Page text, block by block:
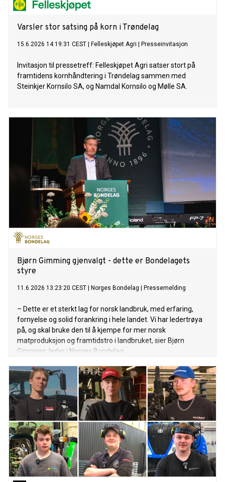
Varsler stor satsing på korn i Trøndelag
15.6.2026 14:19:31 CEST Felleskjøpet Agri Presseinvitasjon
Invitasjon til pressetreff: Felleskjøpet Agri satser stort på
framtidens kornhåndtering i Trøndelag sammen med
Steinkjer Kornsilo SA, og Namdal Kornsilo og Mølle SA.
Bjørn Gimming gjenvalgt - dette er Bondelagets
styre
11.6.2026 13:23:20 CEST Norges Bondelag Pressemelding
– Dette er et sterkt lag for norsk landbruk, med erfaring,
fornyelse og solid forankring i hele landet. Vi har ledertrøya
på, og skal bruke den til å kjempe for mer norsk
matproduksjon og framtidstro i landbruket, sier Bjørn
Gimming, leder i Norges Bondelag.